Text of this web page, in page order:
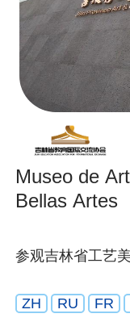
Museo de
Bellas Artes
参观吉林省工艺
ZH RU FR